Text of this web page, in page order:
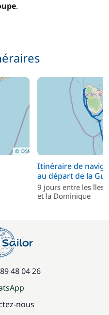
.
Itinéraire de
au départ de la
9 jours entre les îles
et la Dominique
48 04 26
nous